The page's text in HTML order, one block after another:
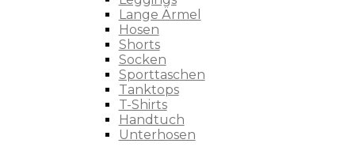
Lange Ärmel
Hosen
Shorts
Socken
Sporttaschen
Tanktops
T-Shirts
Handtuch
Unterhosen